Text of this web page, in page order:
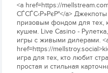
<a href=https://
СЃСЃС‹Р»РєР°</a>
призовым фондом для тех,
кушем. Live Casino -
игры с живыми дилерами.
href=https://
игра для тех, кто любит
простая и стильная